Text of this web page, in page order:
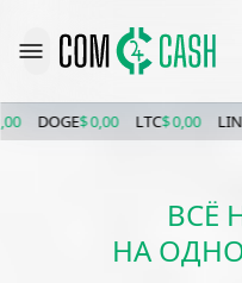
$ 0,00 DOT$ 0,00 TRX$ 0,00
ВСЁ
НА